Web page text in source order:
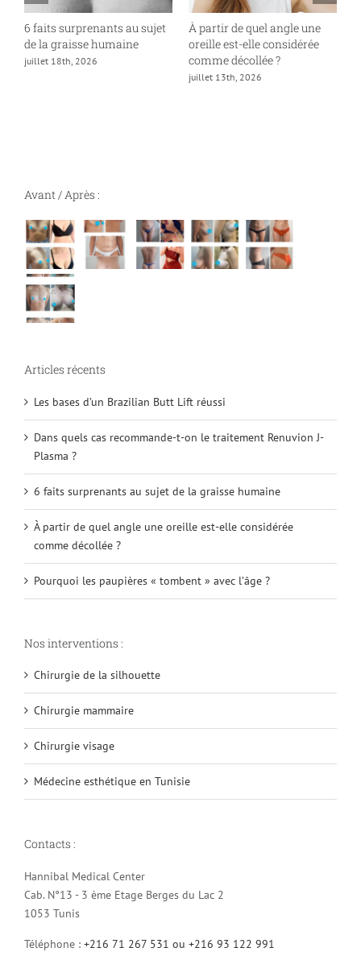
6 faits surprenants au sujet
de la graisse humaine
juillet 18th, 2026
À partir de quel angle une
oreille est-elle considérée
comme décollée ?
juillet 13th, 2026
Avant / Après :
Articles récents
Les bases d’un Brazilian Butt Lift réussi
Dans quels cas recommande-t-on le traitement Renuvion J-
Plasma ?
6 faits surprenants au sujet de la graisse humaine
À partir de quel angle une oreille est-elle considérée
comme décollée ?
Pourquoi les paupières « tombent » avec l’âge ?
Nos interventions :
Chirurgie de la silhouette
Chirurgie mammaire
Chirurgie visage
Médecine esthétique en Tunisie
Contacts :
Hannibal Medical Center
Cab. N°13 - 3 ème Etage Berges du Lac 2
1053 Tunis
Téléphone : +216 71 267 531 ou +216 93 122 991